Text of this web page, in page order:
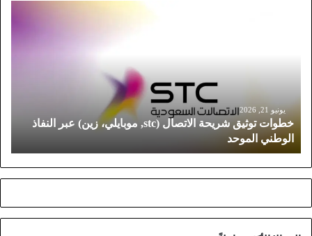
و
ش
ر
يونيو 21, 2026
خطوات توثيق شريحة الاتصال (stc, موبايلي، زين) عبر النفاذ
الوطني الموحد